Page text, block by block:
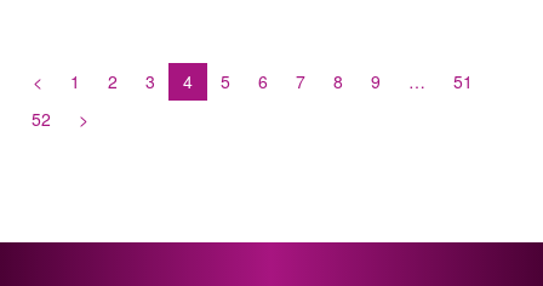
< 1 2 3 4 5 6 7 8 9 …
51
52
>